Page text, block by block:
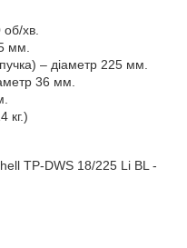
хв.
мм.
– діаметр 225 мм.
36 мм.
кг.)
TP-DWS 18/225 Li BL -